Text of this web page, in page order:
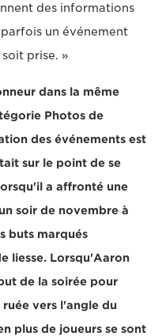
des informations
un événement
prise. »
dans la même
Photos de
des événements est
sur le point de se
a affronté une
soir de novembre à
buts marqués
liesse. Lorsqu'Aaron
de la soirée pour
vers l'angle du
plus de joueurs se sont